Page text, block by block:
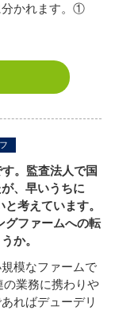
分かれます。①
。監査法人で国
、早いうちに
考えています。
グファームへの転
か。
模なファームで
業務に携わりや
ればデューデリ